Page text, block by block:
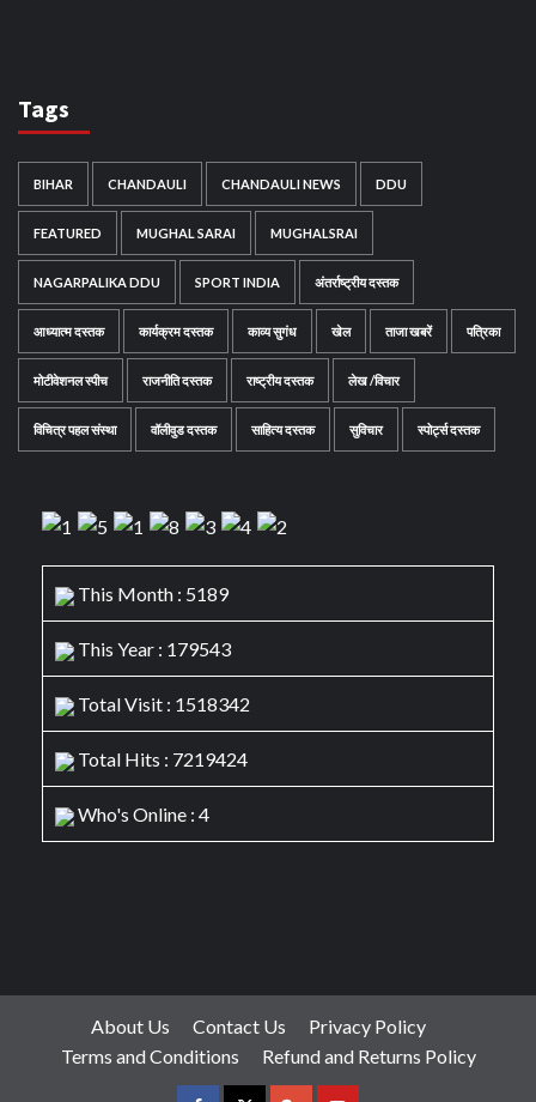
Tags
BIHAR CHANDAULI CHANDAULI NEWS DDU
FEATURED MUGHAL SARAI MUGHALSRAI
NAGARPALIKA DDU SPORT INDIA अंतर्राष्ट्रीय दस्तक
आध्यात्म दस्तक कार्यक्रम दस्तक काव्य सुगंध खेल ताजा खबरें पत्रिका
मोटीवेशनल स्पीच राजनीति दस्तक राष्ट्रीय दस्तक लेख /विचार
विचित्र पहल संस्था वॉलीवुड दस्तक साहित्य दस्तक सुविचार स्पोर्ट्स दस्तक
This Month : 5189
This Year : 179543
Total Visit : 1518342
Total Hits : 7219424
Who's Online : 4
About Us Contact Us
Privacy Policy
Terms and Conditions
Refund and Returns Policy